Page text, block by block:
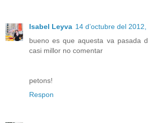
Isabel Leyva 14 d’octubre del
bueno es que aquesta va pasada
casi millor no comentar
petons!
Respon